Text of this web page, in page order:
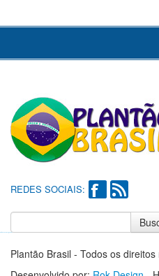
REDES SOCIAIS:
Plantão Brasil - Todos os